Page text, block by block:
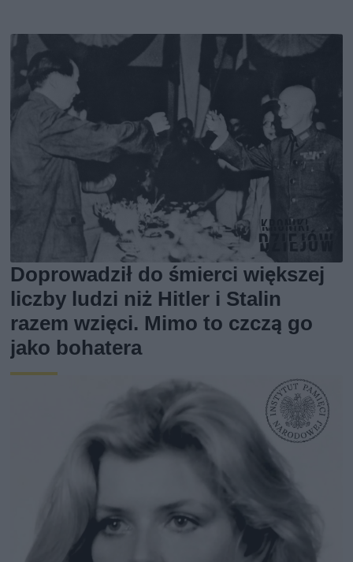
Doprowadził do śmierci większej
liczby ludzi niż Hitler i Stalin
razem wzięci. Mimo to czczą go
jako bohatera